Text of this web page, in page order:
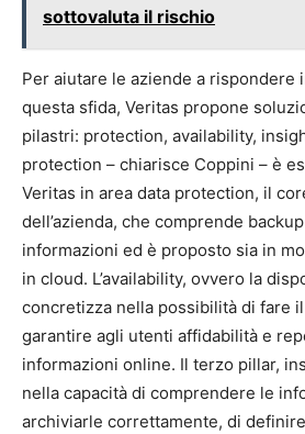
sottovaluta il rischio
Per aiutare le aziende a rispondere
questa sfida, Veritas propone
pilastri: protection, availability,
protection – chiarisce Coppini – è
Veritas in area data protection, il
dell’azienda, che comprende
informazioni ed è proposto sia in
in cloud. L’availability, ovvero la
concretizza nella possibilità di fare
garantire agli utenti affidabilità e
informazioni online. Il terzo pillar,
nella capacità di comprendere le
archiviarle correttamente, di